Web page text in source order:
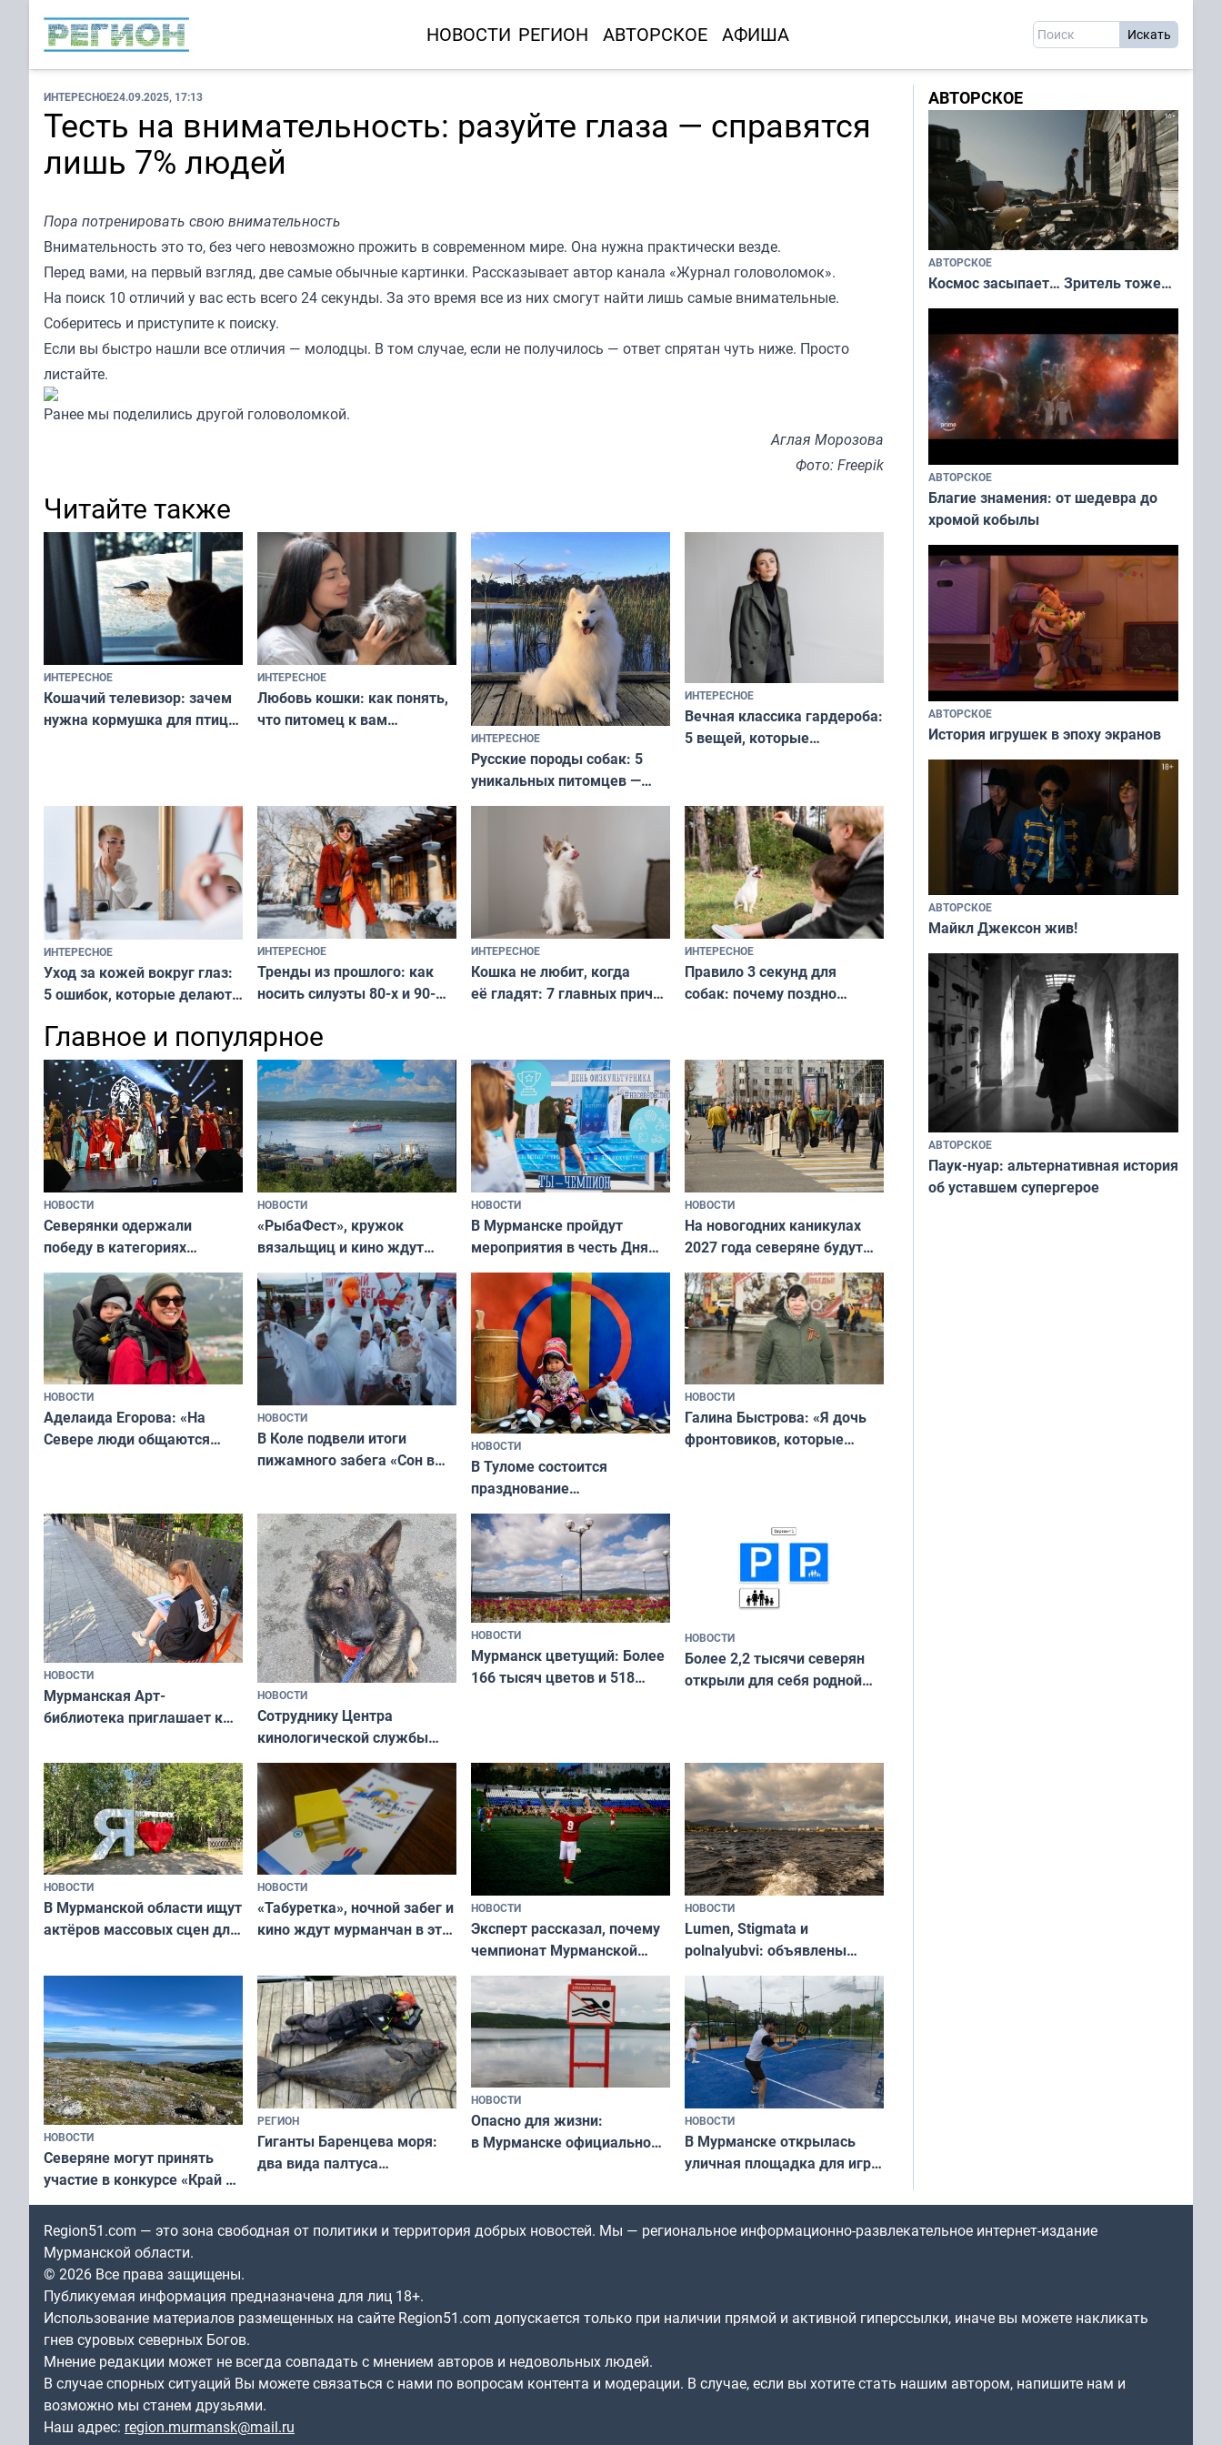
НОВОСТИ РЕГИОН АВТОРСКОЕ АФИША
ИНТЕРЕСНОЕ24.09.2025, 17:13
Тесть на внимательность: разуйте глаза — справятся
лишь 7% людей
Пора потренировать свою внимательность
Внимательность это то, без чего невозможно прожить в современном мире. Она нужна практически везде.
Перед вами, на первый взгляд, две самые обычные картинки. Рассказывает автор канала «Журнал головоломок».
На поиск 10 отличий у вас есть всего 24 секунды. За это время все из них смогут найти лишь самые внимательные.
Соберитесь и приступите к поиску.
Если вы быстро нашли все отличия — молодцы. В том случае, если не получилось — ответ спрятан чуть ниже. Просто
листайте.
Ранее мы поделились другой головоломкой.
Аглая Морозова
Фото: Freepik
Читайте также
ИНТЕРЕСНОЕ
Кошачий телевизор: зачем
нужна кормушка для птиц
ИНТЕРЕСНОЕ
Любовь кошки: как понять,
что питомец к вам
ИНТЕРЕСНОЕ
Русские породы собак: 5
уникальных питомцев —
национальные сокровища
и характером
ИНТЕРЕСНОЕ
Вечная классика гардероба:
5 вещей, которые
и актуально в любой сезон
ИНТЕРЕСНОЕ
Уход за кожей вокруг глаз:
5 ошибок, которые делают
и вернуть свежий взгляд
без дорогих средств
ИНТЕРЕСНОЕ
Тренды из прошлого: как
носить силуэты 80-х и 90-
современно и стильно без
переплат
ИНТЕРЕСНОЕ
Кошка не любит, когда
её гладят: 7 главных причин
независимому питомцу
ИНТЕРЕСНОЕ
Правило 3 секунд для
собак: почему поздно
питомцу всё сразу и без
криков
Главное и популярное
НОВОСТИ
Северянки одержали
победу в категориях
всероссийского конкурса
«Мисс и Миссис Великая
Русь»
НОВОСТИ
«РыбаФест», кружок
вязальщиц и кино ждут
мурманчан в эти выходные
НОВОСТИ
В Мурманске пройдут
мероприятия в честь Дня
физкультурника
НОВОСТИ
На новогодних каникулах
2027 года северяне будут
отдыхать 11 дней
НОВОСТИ
Аделаида Егорова: «На
Севере люди общаются
НОВОСТИ
В Коле подвели итоги
пижамного забега «Сон в
НОВОСТИ
В Туломе состоится
празднование
Международного дня
коренных народов мира
НОВОСТИ
Галина Быстрова: «Я дочь
фронтовиков, которые
НОВОСТИ
Мурманская Арт-
библиотека приглашает к
и фотографов
НОВОСТИ
Сотруднику Центра
кинологической службы
ищут новый дом
НОВОСТИ
Мурманск цветущий: Более
166 тысяч цветов и 518
НОВОСТИ
Более 2,2 тысячи северян
открыли для себя родной
НОВОСТИ
В Мурманской области ищут
актёров массовых сцен для
короткометражном фильме
НОВОСТИ
«Табуретка», ночной забег и
кино ждут мурманчан в эти
НОВОСТИ
Эксперт рассказал, почему
чемпионат Мурманской
области по футболу остался
незамеченным
НОВОСТИ
Lumen, Stigmata и
polnalyubvi: объявлены
хедлайнеры фестиваля
«Имандра» в 2026 года
НОВОСТИ
Северяне могут принять
участие в конкурсе «Край у
северной границы: фотогид
по Печенгскому округу»
РЕГИОН
Гиганты Баренцева моря:
два вида палтуса
НОВОСТИ
Опасно для жизни:
в Мурманске официально
НОВОСТИ
В Мурманске открылась
уличная площадка для игры
АВТОРСКОЕ
АВТОРСКОЕ
Космос засыпает… Зритель тоже…
АВТОРСКОЕ
Благие знамения: от шедевра до
хромой кобылы
АВТОРСКОЕ
История игрушек в эпоху экранов
АВТОРСКОЕ
Майкл Джексон жив!
АВТОРСКОЕ
Паук-нуар: альтернативная история
об уставшем супергерое
Region51.com — это зона свободная от политики и территория добрых новостей. Мы — региональное информационно-развлекательное интернет-издание
Мурманской области.
© 2026 Все права защищены.
Публикуемая информация предназначена для лиц 18+.
Использование материалов размещенных на сайте Region51.com допускается только при наличии прямой и активной гиперссылки, иначе вы можете накликать
гнев суровых северных Богов.
Мнение редакции может не всегда совпадать с мнением авторов и недовольных людей.
В случае спорных ситуаций Вы можете связаться с нами по вопросам контента и модерации. В случае, если вы хотите стать нашим автором, напишите нам и
возможно мы станем друзьями.
Наш адрес: region.murmansk@mail.ru